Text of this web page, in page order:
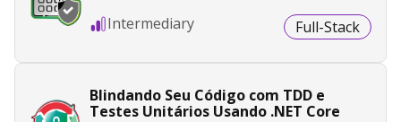
Intermediary
Full-Stack
Blindando Seu Código com TDD e
Testes Unitários Usando .NET Core